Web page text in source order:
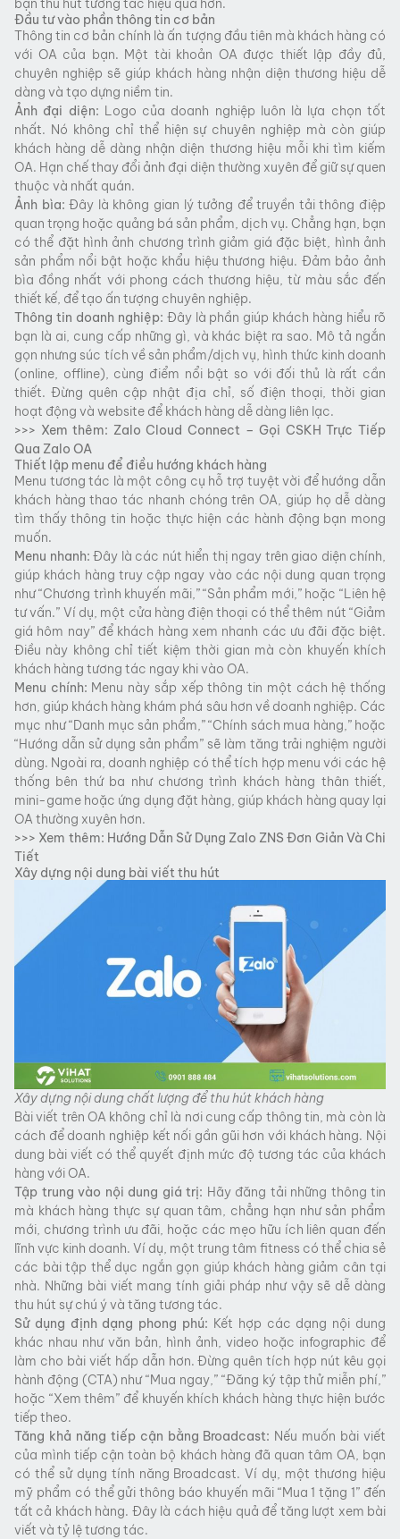
bạn thu hút tương tác hiệu quả hơn.
Đầu tư vào phần thông tin cơ bản
Thông tin cơ bản chính là ấn tượng đầu tiên mà khách hàng có
với OA của bạn. Một tài khoản OA được thiết lập đầy đủ,
chuyên nghiệp sẽ giúp khách hàng nhận diện thương hiệu dễ
dàng và tạo dựng niềm tin.
Ảnh đại diện: Logo của doanh nghiệp luôn là lựa chọn tốt
nhất. Nó không chỉ thể hiện sự chuyên nghiệp mà còn giúp
khách hàng dễ dàng nhận diện thương hiệu mỗi khi tìm kiếm
OA. Hạn chế thay đổi ảnh đại diện thường xuyên để giữ sự quen
thuộc và nhất quán.
Ảnh bìa: Đây là không gian lý tưởng để truyền tải thông điệp
quan trọng hoặc quảng bá sản phẩm, dịch vụ. Chẳng hạn, bạn
có thể đặt hình ảnh chương trình giảm giá đặc biệt, hình ảnh
sản phẩm nổi bật hoặc khẩu hiệu thương hiệu. Đảm bảo ảnh
bìa đồng nhất với phong cách thương hiệu, từ màu sắc đến
thiết kế, để tạo ấn tượng chuyên nghiệp.
Thông tin doanh nghiệp: Đây là phần giúp khách hàng hiểu rõ
bạn là ai, cung cấp những gì, và khác biệt ra sao. Mô tả ngắn
gọn nhưng súc tích về sản phẩm/dịch vụ, hình thức kinh doanh
(online, offline), cùng điểm nổi bật so với đối thủ là rất cần
thiết. Đừng quên cập nhật địa chỉ, số điện thoại, thời gian
hoạt động và website để khách hàng dễ dàng liên lạc.
>>> Xem thêm: Zalo Cloud Connect – Gọi CSKH Trực Tiếp
Qua Zalo OA
Thiết lập menu để điều hướng khách hàng
Menu tương tác là một công cụ hỗ trợ tuyệt vời để hướng dẫn
khách hàng thao tác nhanh chóng trên OA, giúp họ dễ dàng
tìm thấy thông tin hoặc thực hiện các hành động bạn mong
muốn.
Menu nhanh: Đây là các nút hiển thị ngay trên giao diện chính,
giúp khách hàng truy cập ngay vào các nội dung quan trọng
như “Chương trình khuyến mãi,” “Sản phẩm mới,” hoặc “Liên hệ
tư vấn.” Ví dụ, một cửa hàng điện thoại có thể thêm nút “Giảm
giá hôm nay” để khách hàng xem nhanh các ưu đãi đặc biệt.
Điều này không chỉ tiết kiệm thời gian mà còn khuyến khích
khách hàng tương tác ngay khi vào OA.
Menu chính: Menu này sắp xếp thông tin một cách hệ thống
hơn, giúp khách hàng khám phá sâu hơn về doanh nghiệp. Các
mục như “Danh mục sản phẩm,” “Chính sách mua hàng,” hoặc
“Hướng dẫn sử dụng sản phẩm” sẽ làm tăng trải nghiệm người
dùng. Ngoài ra, doanh nghiệp có thể tích hợp menu với các hệ
thống bên thứ ba như chương trình khách hàng thân thiết,
mini-game hoặc ứng dụng đặt hàng, giúp khách hàng quay lại
OA thường xuyên hơn.
>>> Xem thêm: Hướng Dẫn Sử Dụng Zalo ZNS Đơn Giản Và Chi
Tiết
Xây dựng nội dung bài viết thu hút
Xây dựng nội dung chất lượng để thu hút khách hàng
Bài viết trên OA không chỉ là nơi cung cấp thông tin, mà còn là
cách để doanh nghiệp kết nối gần gũi hơn với khách hàng. Nội
dung bài viết có thể quyết định mức độ tương tác của khách
hàng với OA.
Tập trung vào nội dung giá trị: Hãy đăng tải những thông tin
mà khách hàng thực sự quan tâm, chẳng hạn như sản phẩm
mới, chương trình ưu đãi, hoặc các mẹo hữu ích liên quan đến
lĩnh vực kinh doanh. Ví dụ, một trung tâm fitness có thể chia sẻ
các bài tập thể dục ngắn gọn giúp khách hàng giảm cân tại
nhà. Những bài viết mang tính giải pháp như vậy sẽ dễ dàng
thu hút sự chú ý và tăng tương tác.
Sử dụng định dạng phong phú: Kết hợp các dạng nội dung
khác nhau như văn bản, hình ảnh, video hoặc infographic để
làm cho bài viết hấp dẫn hơn. Đừng quên tích hợp nút kêu gọi
hành động (CTA) như “Mua ngay,” “Đăng ký tập thử miễn phí,”
hoặc “Xem thêm” để khuyến khích khách hàng thực hiện bước
tiếp theo.
Tăng khả năng tiếp cận bằng Broadcast: Nếu muốn bài viết
của mình tiếp cận toàn bộ khách hàng đã quan tâm OA, bạn
có thể sử dụng tính năng Broadcast. Ví dụ, một thương hiệu
mỹ phẩm có thể gửi thông báo khuyến mãi “Mua 1 tặng 1” đến
tất cả khách hàng. Đây là cách hiệu quả để tăng lượt xem bài
viết và tỷ lệ tương tác.